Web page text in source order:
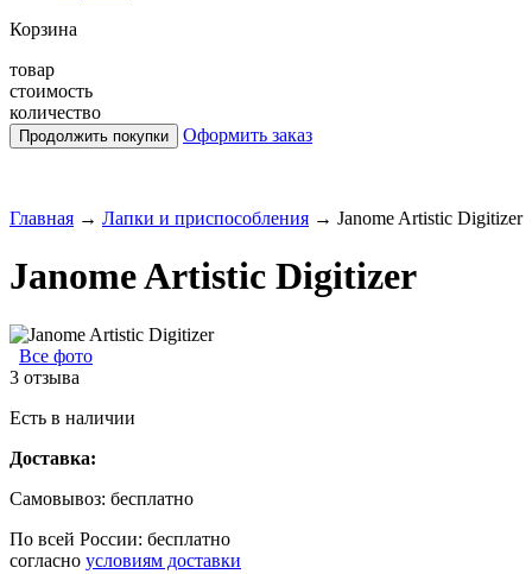
Корзина
товар
стоимость
количество
Оформить заказ
Главная → Лапки и приспособления → Janome Artistic Digitizer
Janome Artistic Digitizer
Все фото
3 отзыва
Есть в наличии
Доставка:
Самовывоз: бесплатно
По всей России: бесплатно
согласно условиям доставки